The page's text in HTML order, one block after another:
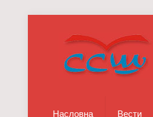
Насловна Вести